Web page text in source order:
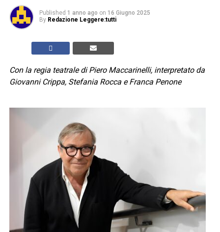
Published 1 anno ago on 16 Giugno 2025
By Redazione Leggere:tutti
Con la regia teatrale di Piero Maccarinelli, interpretato da
Giovanni Crippa, Stefania Rocca e Franca Penone